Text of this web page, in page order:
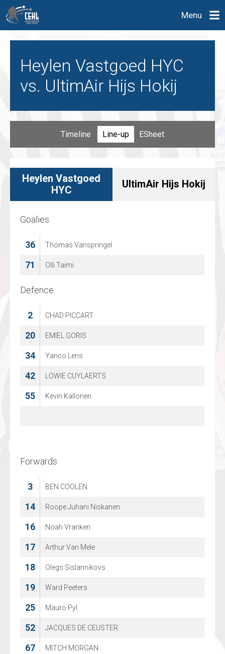
Menu
Heylen Vastgoed HYC
vs. UltimAir Hijs Hokij
Timeline Line-up ESheet
Heylen Vastgoed
HYC
UltimAir Hijs Hokij
Goalies
36 Thomas Vanspringel
71 Olli Taimi
Defence
2 CHAD PICCART
20 EMIEL GORIS
34 Yanco Lens
42 LOWIE CUYLAERTS
55 Kevin Kallonen
Forwards
3 BEN COOLEN
14 Roope Juhani Niskanen
16 Noah Vranken
17 Arthur Van Mele
18 Olegs Sislannikovs
19 Ward Peeters
25 Mauro Pyl
52 JACQUES DE CEUSTER
67 MITCH MORGAN
Goalies
1 Lars Veltman
32 Mario Culina
Defence
2 Kyan Helenklaken
10 Mike van Oeveren
16 Twanne Haisma
21 Wesley de Bruijn
44 Jordy Van Oorschot
Forwards
3 Joey Oosterveld
9 Cody Monds
11 Bartek Bison
13 Raymond van der Schuit
17 Jay, de Ruiter
20 Dani van Schilt
23 Matias Mustonen
26 Donovan de Zwart
41 Jay Huisman